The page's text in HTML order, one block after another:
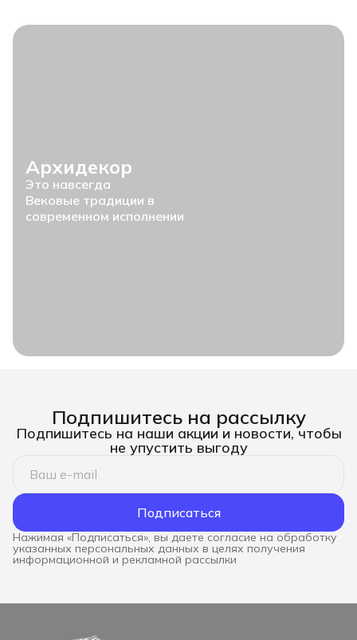
Архидекор
Это навсегда
Вековые традиции в
современном исполнении
Подпишитесь на рассылку
Подпишитесь на наши акции и новости, чтобы
не упустить выгоду
Подписаться
Нажимая «Подписаться», вы даете согласие на обработку
указанных персональных данных в целях получения
информационной и рекламной рассылки